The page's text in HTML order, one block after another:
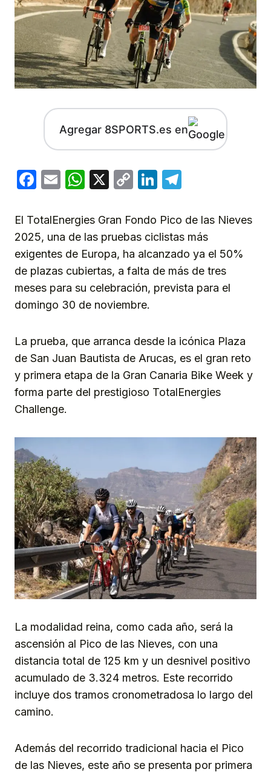
Agregar 8SPORTS.es en
Facebook
EmailWhatsApp
X
CopyLinkedIn
El TotalEnergies Gran Fondo Pico de las Nieves
2025, una de las pruebas ciclistas más
exigentes de Europa, ha alcanzado ya el 50%
de plazas cubiertas, a falta de más de tres
meses para su celebración, prevista para el
domingo 30 de noviembre.
La prueba, que arranca desde la icónica Plaza
de San Juan Bautista de Arucas, es el gran reto
y primera etapa de la Gran Canaria Bike Week y
forma parte del prestigioso TotalEnergies
Challenge.
La modalidad reina, como cada año, será la
ascensión al Pico de las Nieves, con una
distancia total de 125 km y un desnivel positivo
acumulado de 3.324 metros. Este recorrido
incluye dos tramos cronometradosa lo largo del
camino.
Además del recorrido tradicional hacia el Pico
de las Nieves, este año se presenta por primera